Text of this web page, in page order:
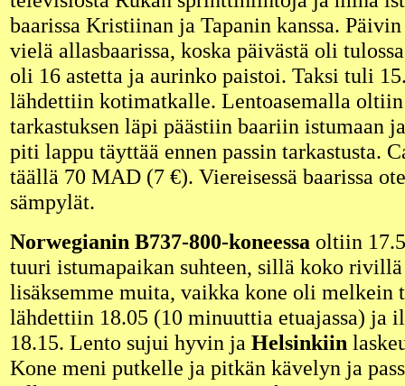
baarissa Kristiinan ja Tapanin kanssa.
vielä allasbaarissa, koska päivästä oli
oli 16 astetta ja aurinko paistoi. Taksi tuli
lähdettiin kotimatkalle. Lentoasemalla
tarkastuksen läpi päästiin baariin istumaan
piti lappu täyttää ennen passin tarkastusta.
täällä 70 MAD (7 €). Viereisessä baarissa
sämpylät.
Norwegianin B737-800-koneessa oltiin
tuuri istumapaikan suhteen, sillä koko
lisäksemme muita, vaikka kone oli melkein
lähdettiin 18.05 (10 minuuttia etuajassa) ja
18.15. Lento sujui hyvin ja Helsinkiin
Kone meni putkelle ja pitkän kävelyn ja